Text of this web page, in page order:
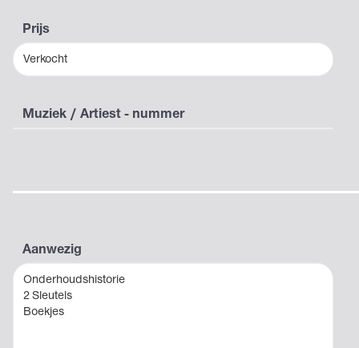
Prijs
Verkocht
Muziek / Artiest - nummer
Aanwezig
Onderhoudshistorie
2 Sleutels
Boekjes‍